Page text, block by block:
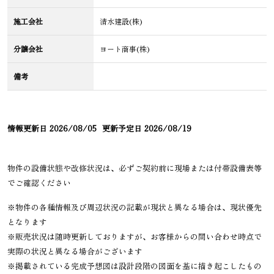
施工会社 清水建設(株)
分譲会社 ヨート商事(株)
備考
情報更新日 2026/08/05 更新予定日 2026/08/19
物件の設備状態や改修状況は、必ずご契約前に現場または付帯設備表等
でご確認ください
※物件の各種情報及び周辺状況の記載が現状と異なる場合は、現状優先
となります
※販売状況は随時更新しておりますが、お客様からの問い合わせ時点で
実際の状況と異なる場合がございます
※掲載されている完成予想図は設計段階の図面を基に描き起こしたもの